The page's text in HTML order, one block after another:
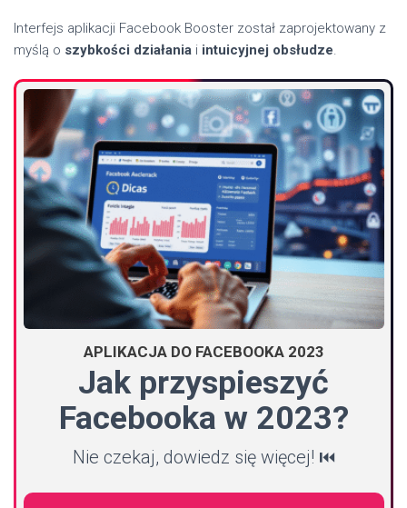
Interfejs aplikacji Facebook Booster został zaprojektowany z
myślą o szybkości działania i intuicyjnej obsłudze.
APLIKACJA DO FACEBOOKA 2023
Jak przyspieszyć
Facebooka w 2023?
Nie czekaj, dowiedz się więcej! ⏮️